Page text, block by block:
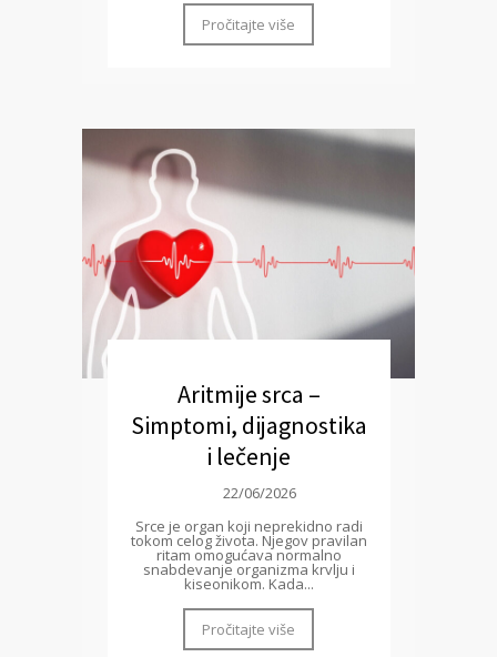
Pročitajte više
Aritmije srca –
Simptomi, dijagnostika
i lečenje
22/06/2026
Srce je organ koji neprekidno radi
tokom celog života. Njegov pravilan
ritam omogućava normalno
snabdevanje organizma krvlju i
kiseonikom. Kada...
Pročitajte više